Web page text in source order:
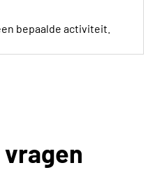
bepaalde activiteit.